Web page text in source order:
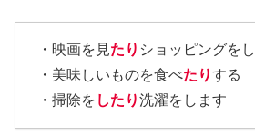
・映画を見たり ショッピングをし
・美味しいものを食べたりする
・掃除を したり洗濯をします